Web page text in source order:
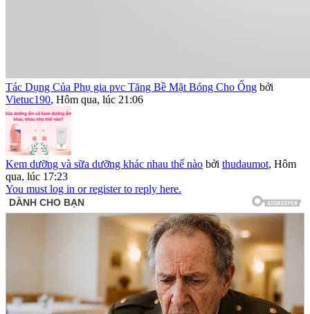
Tác Dụng Của Phụ gia pvc Tăng Bề Mặt Bóng Cho Ống bởi
Vietuc190, Hôm qua, lúc 21:06
Kem dưỡng và sữa dưỡng khác nhau thế nào bởi thudaumot, Hôm
qua, lúc 17:23
You must log in or register to reply here.